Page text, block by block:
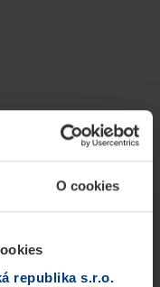
O cookies
republika s.r.o.